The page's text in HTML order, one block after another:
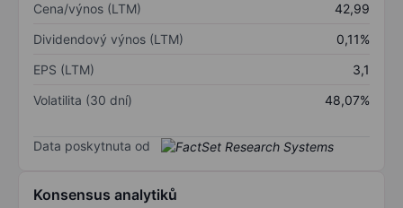
Cena/výnos (LTM)
42,99
Dividendový výnos (LTM)
0,11%
EPS (LTM)
3,1
Volatilita (30 dní)
48,07%
Data poskytnuta od
Konsensus analytiků